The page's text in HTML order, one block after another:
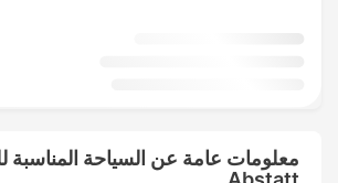
معلومات عامة عن السياحة المناسبة